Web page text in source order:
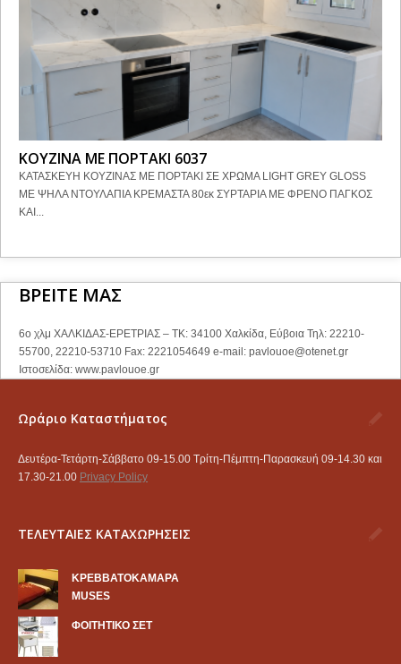
ΚΟΥΖΙΝΑ ΜΕ ΠΟΡΤΑΚΙ 6037
ΚΑΤΑΣΚΕΥΗ ΚΟΥΖΙΝΑΣ ΜΕ ΠΟΡΤΑΚΙ ΣΕ ΧΡΩΜΑ LIGHT GREY GLOSS
ΜΕ ΨΗΛΑ ΝΤΟΥΛΑΠΙΑ ΚΡΕΜΑΣΤΑ 80εκ ΣΥΡΤΑΡΙΑ ΜΕ ΦΡΕΝΟ ΠΑΓΚΟΣ
ΚΑΙ...
ΒΡΕΙΤΕ ΜΑΣ
6ο χλμ ΧΑΛΚΙΔΑΣ-ΕΡΕΤΡΙΑΣ – ΤΚ: 34100 Χαλκίδα, Εύβοια Τηλ: 22210-
55700, 22210-53710 Fax: 2221054649 e-mail: pavlouoe@otenet.gr
Ιστοσελίδα: www.pavlouoe.gr
Ωράριο Καταστήματος
Δευτέρα-Τετάρτη-Σάββατο 09-15.00 Τρίτη-Πέμπτη-Παρασκευή 09-14.30 και
17.30-21.00 Privacy Policy
ΤΕΛΕΥΤΑΙΕΣ ΚΑΤΑΧΩΡΗΣΕΙΣ
KΡΕΒΒΑΤΟΚΑΜΑΡΑ
MUSES
ΦΟΙΤΗΤΙΚΟ ΣΕΤ